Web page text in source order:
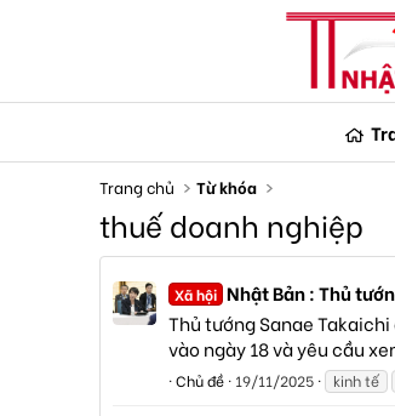
Trang chủ Từ khóa
thuế doanh nghiệp
Xã hội Nhật Bản : Thủ
Thủ tướng Sanae
vào ngày 18 và yêu cầu
Chủ đề 19/11/2025 kinh tế